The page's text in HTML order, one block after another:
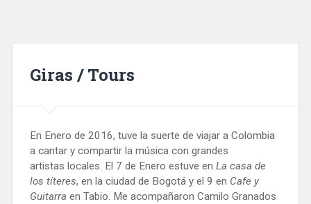
Giras / Tours
En Enero de 2016, tuve la suerte de viajar a Colombia
a cantar y compartir la música con grandes
artistas locales. El 7 de Enero estuve en La casa de
los títeres, en la ciudad de Bogotá y el 9 en Cafe y
Guitarra en Tabio. Me acompañaron Camilo Granados